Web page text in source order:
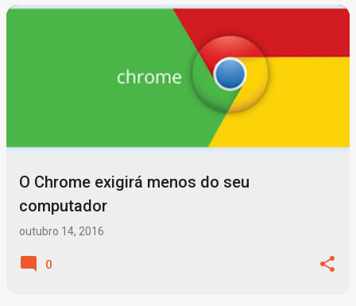
O Chrome exigirá menos do seu
computador
outubro 14, 2016
0